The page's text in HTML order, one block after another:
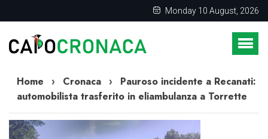
Monday 10 August, 2026
Home › Cronaca ›
Pauroso incidente a Recanati:
automobilista trasferito in eliambulanza a Torrette